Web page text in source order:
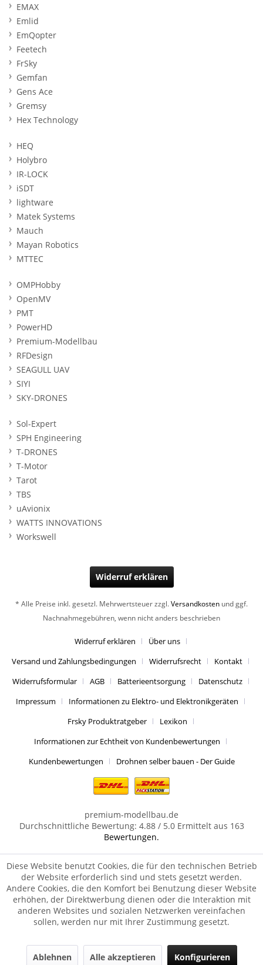
EMAX
Emlid
EmQopter
Feetech
FrSky
Gemfan
Gens Ace
Gremsy
Hex Technology
HEQ
Holybro
IR-LOCK
iSDT
lightware
Matek Systems
Mauch
Mayan Robotics
MTTEC
OMPHobby
OpenMV
PMT
PowerHD
Premium-Modellbau
RFDesign
SEAGULL UAV
SIYI
SKY-DRONES
Sol-Expert
SPH Engineering
T-DRONES
T-Motor
Tarot
TBS
uAvionix
WATTS INNOVATIONS
Workswell
Widerruf erklären
* Alle Preise inkl. gesetzl. Mehrwertsteuer zzgl.Versandkosten und ggf.
Nachnahmegebühren, wenn nicht anders beschrieben
Widerruf erklären
Über uns
Versand und Zahlungsbedingungen
Widerrufsrecht
Kontakt
Widerrufsformular
AGB Batterieentsorgung
Datenschutz
Impressum
Informationen zu Elektro- und Elektronikgeräten
Frsky Produktratgeber
Lexikon
Informationen zur Echtheit von Kundenbewertungen
Kundenbewertungen
Drohnen selber bauen - Der Guide
premium-modellbau.de
Durchschnittliche Bewertung: 4.88/ 5.0Ermittelt aus 163
Bewertungen.
Diese Website benutzt Cookies, die für den technischen Betrieb
der Website erforderlich sind und stets gesetzt werden.
Andere Cookies, die den Komfort bei Benutzung dieser Website
erhöhen, der Direktwerbung dienen oder die Interaktion mit
anderen Websites und sozialen Netzwerken vereinfachen
sollen, werden nur mit Ihrer Zustimmung gesetzt.
Ablehnen Alle akzeptieren Konfigurieren